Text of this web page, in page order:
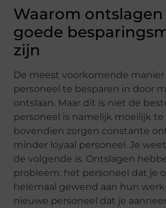
Waarom ontslagen
goede
zijn
De meest voorkomende
personeel te besparen in door
ontslaan. Maar dit is niet de
personeel is namelijk moeilijk te
bovendien zorgen constante
minder loyaal personeel. Je
de volgende is. Ontslagen
probleem: het personeel dat je
helemaal gewend aan hun
nieuwe personeel dat je